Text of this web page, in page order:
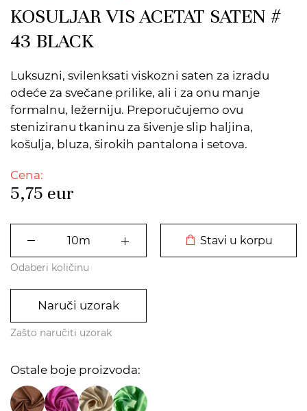
KOSULJAR VIS ACETAT SATEN #
43 BLACK
Luksuzni, svilenksati viskozni saten za izradu
odeće za svečane prilike, ali i za onu manje
formalnu, ležerniju. Preporučujemo ovu
steniziranu tkaninu za šivenje slip haljina,
košulja, bluza, širokih pantalona i setova.
Cena:
5,75 eur
Stavi u korpu
Odaberi količinu
Naruči uzorak
Zašto naručiti uzorak
Ostale boje proizvoda: